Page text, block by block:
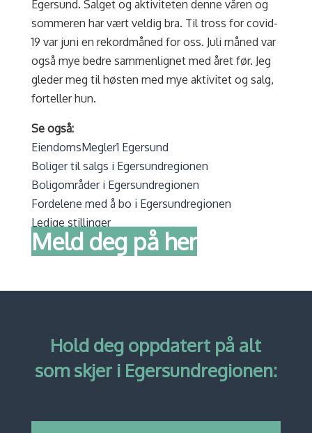
Egersund. Salget og aktiviteten denne våren og
sommeren har vært veldig bra. Til tross for covid-
19 var juni en rekordmåned for oss. Juli måned var
også mye bedre sammenlignet med året før. Jeg
gleder meg til høsten med mye aktivitet og salg,
forteller hun.
Se også:
EiendomsMegler1 Egersund
Boliger til salgs i Egersundregionen
Boligområder i Egersundregionen
Fordelene med å bo i Egersundregionen
Ledige stillinger
Meld deg på her
Hold deg oppdatert på alt
som skjer i Egersundregionen: